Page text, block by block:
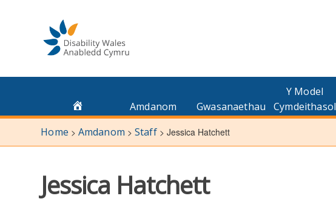
Amdanom Gwasanaethau
Y Model
Cymdeithasol
Home > Amdanom > Staff> Jessica Hatchett
Jessica Hatchett